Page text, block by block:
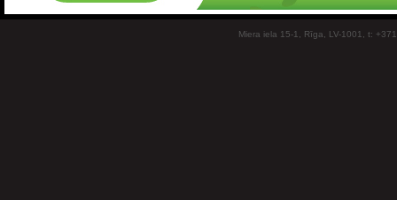
Miera iela 15-1, Rīga, LV-1001, t: